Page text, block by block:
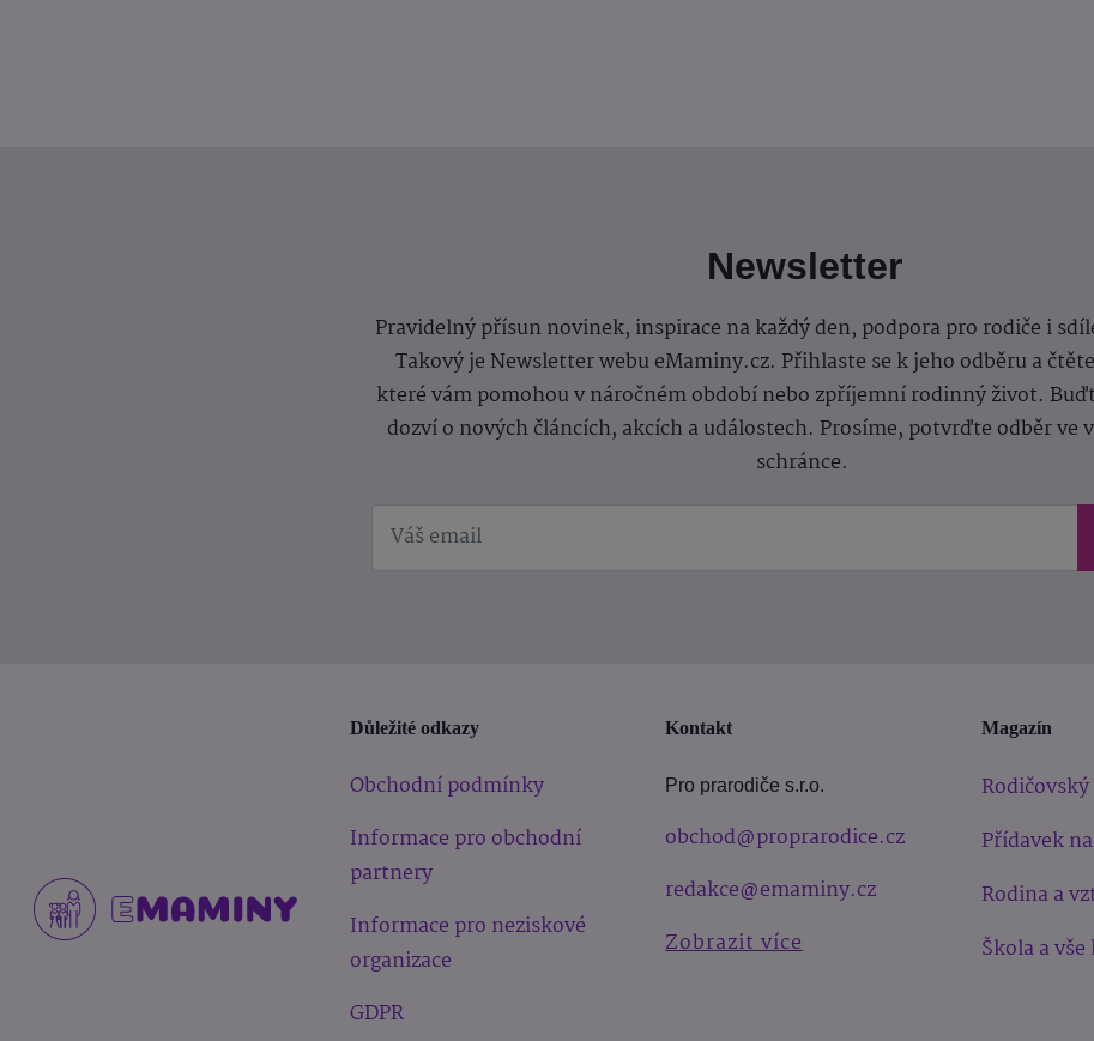
Newsletter
Pravidelný přísun novinek, inspirace na každý den, podpora pro rodiče i
Takový je Newsletter webu eMaminy.cz. Přihlaste se k jeho odběru a
které vám pomohou v náročném období nebo zpříjemní rodinný život.
dozví o nových článcích, akcích a událostech. Prosíme, potvrďte odběr ve
schránce.
Důležité odkazy
Obchodní podmínky
Informace pro obchodní
partnery
Informace pro neziskové
organizace
GDPR
Kontakt
Pro prarodiče s.r.o.
obchod@proprarodice.cz
redakce@emaminy.cz
Zobrazit více
Magazín
Přídavek
Rodina a
Škola a